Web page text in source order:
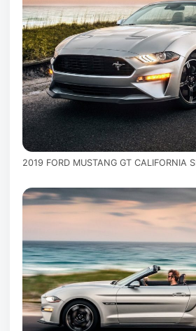
2019 FORD MUSTANG GT CALIFORNIA